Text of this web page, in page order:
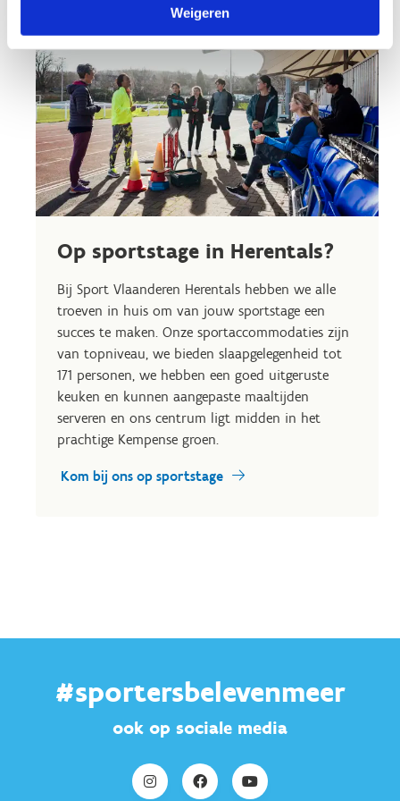
Weigeren
Op sportstage in Herentals?
Bij Sport Vlaanderen Herentals hebben we alle
troeven in huis om van jouw sportstage een
succes te maken. Onze sportaccommodaties zijn
van topniveau, we bieden slaapgelegenheid tot
171 personen, we hebben een goed uitgeruste
keuken en kunnen aangepaste maaltijden
serveren en ons centrum ligt midden in het
prachtige Kempense groen.
Kom bij ons op sportstage
#sportersbelevenmeer
ook op sociale media